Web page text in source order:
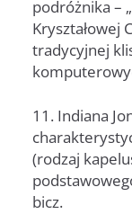
podróżnika –
Kryształowej
tradycyjnej
11. Indiana
(rodzaj
bicz.